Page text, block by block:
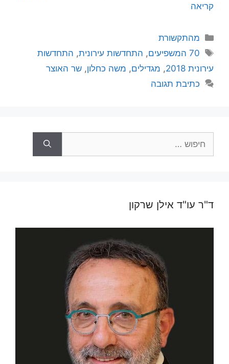
קריאה
קטגוריות
מהתקשורת
תגיות
70 המשפיעים , התחדשות עירונית, התחדשות
עירונית 2018
, מגדילים, משה כחלון, שר האוצר
כתיבת תגובה
ד"ר עו"ד אילן שרקון